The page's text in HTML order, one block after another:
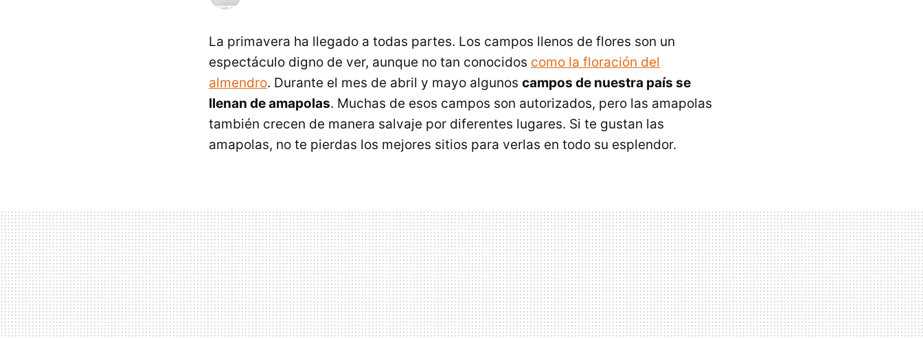
La primavera ha llegado a todas partes. Los campos llenos de flores son un
espectáculo digno de ver, aunque no tan conocidos como la floración del
almendro. Durante el mes de abril y mayo algunos campos de nuestra país se
llenan de amapolas. Muchas de esos campos son autorizados, pero las amapolas
también crecen de manera salvaje por diferentes lugares. Si te gustan las
amapolas, no te pierdas los mejores sitios para verlas en todo su esplendor.